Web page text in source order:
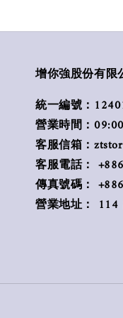
增你強股份有限
統一編號：
營業時間：
客服信箱：
客服電話：
傳真號碼：
營業地址：